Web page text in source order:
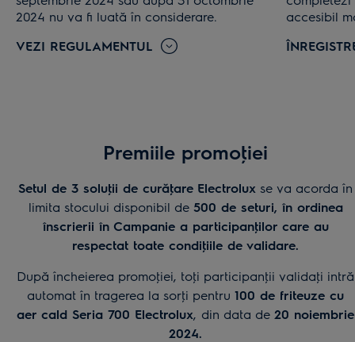
2024 nu va fi luată în considerare.
VEZI REGULAMENTUL
accesibil
Premiile promoţiei
Setul de 3 soluţii de curăţare Electrolux se va acorda în
limita stocului disponibil de 500 de seturi, în ordinea
înscrierii în Campanie a participanţilor care au
respectat toate condiţiile de validare.
După încheierea promoţiei, toţi participanţii validaţi intră
automat în tragerea la sorţi pentru 100 de friteuze cu
aer cald Seria 700 Electrolux, din data de 20 noiembrie
2024.